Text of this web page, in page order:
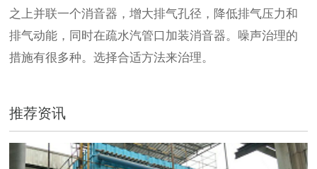
之上并联一个消音器，增大排气孔径，降低排气压力和
排气动能，同时在疏水汽管口加装消音器。噪声治理的
措施有很多种。选择合适方法来治理。
推荐资讯